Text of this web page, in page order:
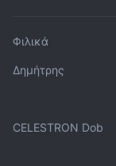
Φιλικά
Δημήτρης
CELESTRON Dob